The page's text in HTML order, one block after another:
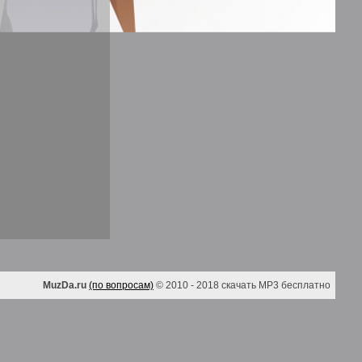
MuzDa.ru (по вопросам) © 2010 - 2018 скачать MP3 бесплатно